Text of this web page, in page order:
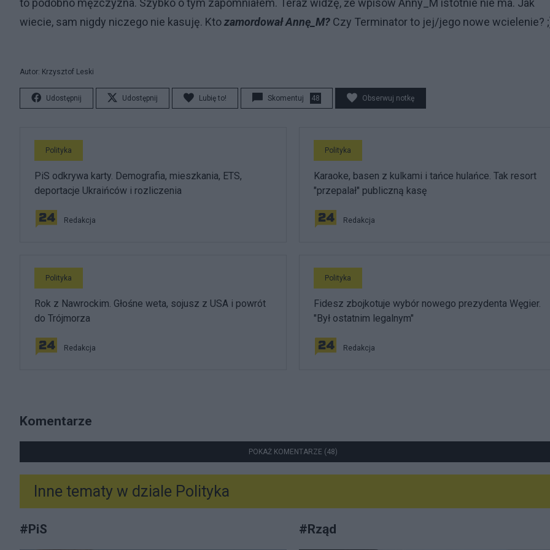
to podobno mężczyzna. Szybko o tym zapomniałem. Teraz widzę, że wpisów Anny_M istotnie nie ma. Jak
wiecie, sam nigdy niczego nie kasuję. Ktozamordował Annę_M? Czy Terminator to jej/jego nowe wcielenie?
Autor: Krzysztof Leski
Udostępnij Udostępnij Lubię to! Skomentuj 48 Obserwuj notkę
Polityka
PiS odkrywa karty. Demografia, mieszkania, ETS,
deportacje Ukraińców i rozliczenia
Redakcja
Polityka
Karaoke, basen z kulkami i tańce hulańce. Tak resort
"przepalał" publiczną kasę
Redakcja
Polityka
Rok z Nawrockim. Głośne weta, sojusz z USA i powrót
do Trójmorza
Redakcja
Polityka
Fidesz zbojkotuje wybór nowego prezydenta Węgier.
"Był ostatnim legalnym"
Redakcja
Komentarze
POKAŻ KOMENTARZE (48)
Inne tematy w dziale Polityka
#PiS #Rząd